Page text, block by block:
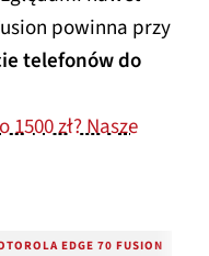
powinna przy
telefonów do
zł? Nasze
EDGE 70 FUSION